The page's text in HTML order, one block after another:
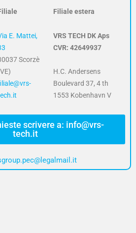
E. Mattei,
Scorzè
Filiale estera
VRS TECH DK Aps
CVR: 42649937
H.C. Andersens
Boulevard 37, 4 th
1553 Kobenhavn V
scrivere a: info@vrs-
tech.it